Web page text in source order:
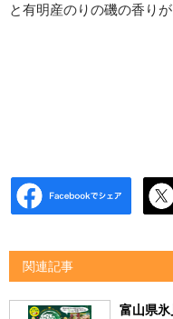
と有明産のりの磯の香り
関連記事
富山県